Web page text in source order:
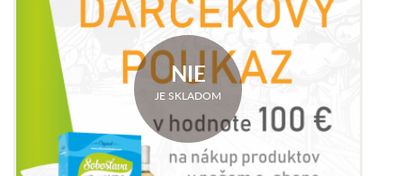
NIE
JE SKLADOM